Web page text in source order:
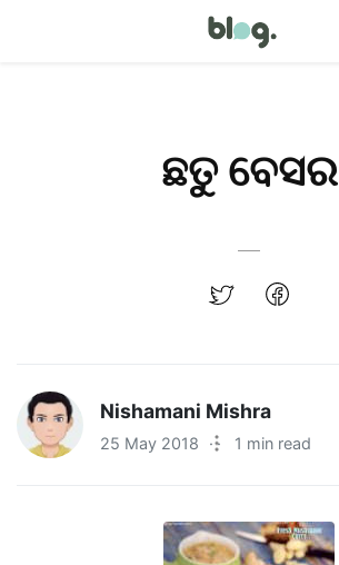
ଛତୁ ବେସର
Nishamani Mishra
25 May 2018 · 1 min read